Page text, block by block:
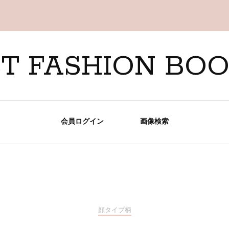
FASHION
会員ログイン 画像検索
顔タイプ柄